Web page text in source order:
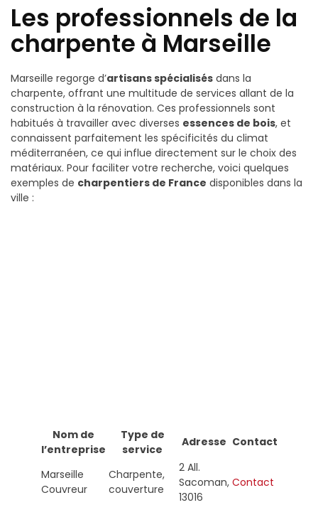
Les professionnels de la
charpente à Marseille
Marseille regorge d’artisans spécialisés dans la
charpente, offrant une multitude de services allant de la
construction à la rénovation. Ces professionnels sont
habitués à travailler avec diverses essences de bois, et
connaissent parfaitement les spécificités du climat
méditerranéen, ce qui influe directement sur le choix des
matériaux. Pour faciliter votre recherche, voici quelques
exemples de charpentiers de France disponibles dans la
ville :
Nom de
l’entreprise
Type de
service
Adresse Contact
Marseille
Couvreur
Charpente,
couverture
2 All.
Sacoman,
13016
Contact